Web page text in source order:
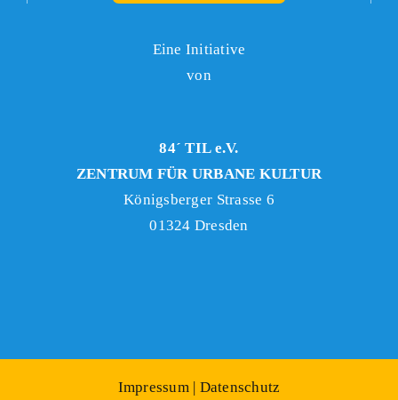
Eine Initiative
von
84´ TIL e.V.
ZENTRUM FÜR URBANE KULTUR
Königsberger Strasse 6
01324 Dresden
Impressum| Datenschutz